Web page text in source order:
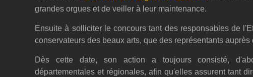
grandes orgues et de veiller à leur maintenance.
Ensuite à solliciter le concours tant des responsables de
conservateurs des beaux arts, que des représentants
Dès cette date, son action a toujours consisté,
départementales et régionales, afin qu'elles assurent tant